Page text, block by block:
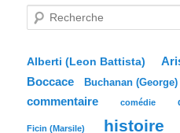
c
e
r
c
e
Alberti (Leon Battista)
Boccace Buchanan (George)
commentaire comédie
Ficin (Marsile) histoire